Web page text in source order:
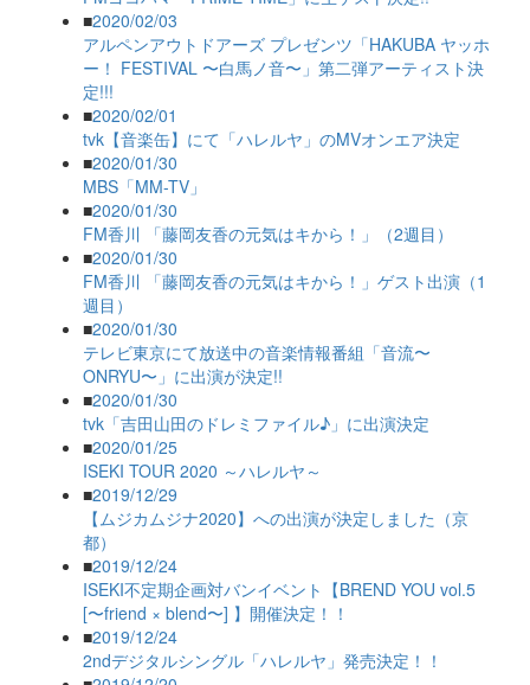
■2020/02/03
アルペンアウトドアーズ プレゼンツ「HAKUBA ヤッホ
ー！ FESTIVAL 〜白馬ノ音〜」第二弾アーティスト決
定!!!
■2020/02/01
tvk【音楽缶】にて「ハレルヤ」のMVオンエア決定
■2020/01/30
MBS「MM-TV」
■2020/01/30
FM香川 「藤岡友香の元気はキから！」（2週目）
■2020/01/30
FM香川 「藤岡友香の元気はキから！」ゲスト出演（1
週目）
■2020/01/30
テレビ東京にて放送中の音楽情報番組「音流〜
ONRYU〜」に出演が決定!!
■2020/01/30
tvk「吉田山田のドレミファイル♪」に出演決定
■2020/01/25
ISEKI TOUR 2020 ～ハレルヤ～
■2019/12/29
【ムジカムジナ2020】への出演が決定しました（京
都）
■2019/12/24
ISEKI不定期企画対バンイベント【BREND YOU vol.5
[〜friend × blend〜] 】開催決定！！
■2019/12/24
2ndデジタルシングル「ハレルヤ」発売決定！！